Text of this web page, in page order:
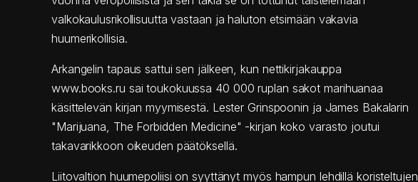
valkokaulusrikollisuutta vastaan ja haluton etsimään vakavia
huumerikollisia.
Arkangelin tapaus sattui sen jälkeen, kun nettikirjakauppa
www.books.ru sai toukokuussa 40 000 ruplan sakot marihuanaa
käsittelevän kirjan myymisestä. Lester Grinspoonin ja James Bakalarin
"Marijuana, The Forbidden Medicine" -kirjan koko varasto joutui
takavarikkoon oikeuden päätöksellä.
Liitovaltion huumepoliisi on syyttänyt myös hampun lehdillä